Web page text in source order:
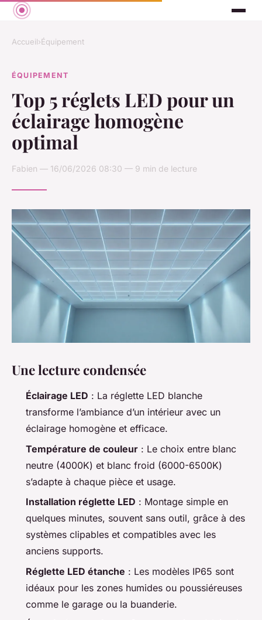
Accueil›Équipement
ÉQUIPEMENT
Top 5 réglets LED pour un
éclairage homogène
optimal
Fabien — 16/06/2026 08:30 — 9 min de lecture
Une lecture condensée
Éclairage LED : La réglette LED blanche
transforme l’ambiance d’un intérieur avec un
éclairage homogène et efficace.
Température de couleur : Le choix entre blanc
neutre (4000K) et blanc froid (6000-6500K)
s’adapte à chaque pièce et usage.
Installation réglette LED : Montage simple en
quelques minutes, souvent sans outil, grâce à des
systèmes clipables et compatibles avec les
anciens supports.
Réglette LED étanche : Les modèles IP65 sont
idéaux pour les zones humides ou poussiéreuses
comme le garage ou la buanderie.